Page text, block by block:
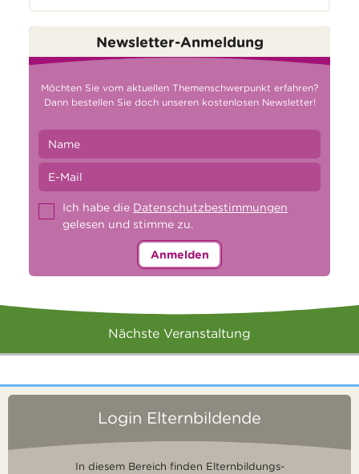
Newsletter-Anmeldung
Möchten Sie vom aktuellen Themenschwerpunkt erfahren?
Dann bestellen Sie doch unseren kostenlosen Newsletter!
Ich habe die Datenschutzbestimmungen
gelesen und stimme zu.
Anmelden
Nächste Veranstaltung
Login Elternbildende
In diesem Bereich finden Elternbildungs-